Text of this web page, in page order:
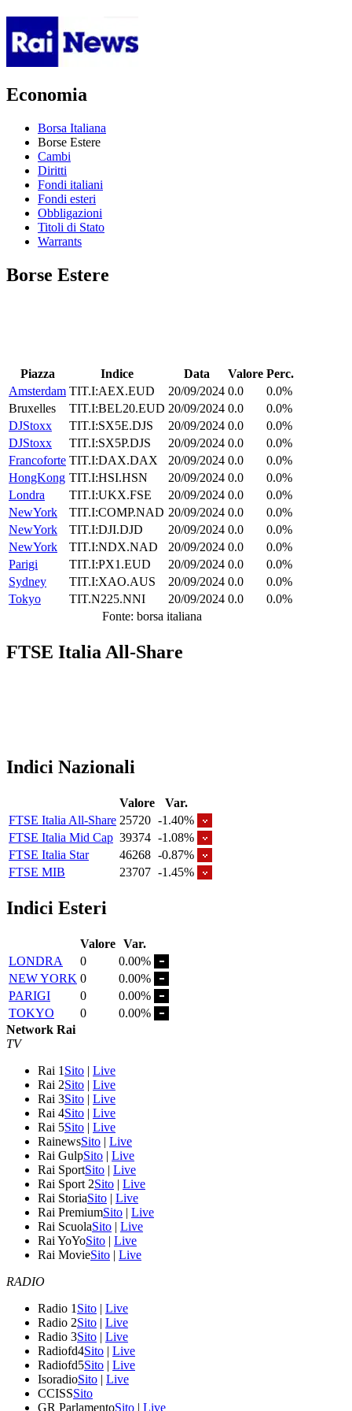
Economia
Borsa Italiana
Borse Estere
Cambi
Diritti
Fondi italiani
Fondi esteri
Obbligazioni
Titoli di Stato
Warrants
Borse Estere
Piazza Indice Data Valore Perc.
Amsterdam TIT.I:AEX.EUD 20/09/2024 0.0
0.0%
Bruxelles
TIT.I:BEL20.EUD 20/09/2024 0.0
0.0%
DJStoxx
TIT.I:SX5E.DJS 20/09/2024 0.0
0.0%
DJStoxx
TIT.I:SX5P.DJS 20/09/2024 0.0
0.0%
Francoforte TIT.I:DAX.DAX 20/09/2024 0.0
0.0%
HongKong TIT.I:HSI.HSN 20/09/2024 0.0
0.0%
Londra
TIT.I:UKX.FSE 20/09/2024 0.0
0.0%
NewYork
TIT.I:COMP.NAD 20/09/2024 0.0
0.0%
NewYork
TIT.I:DJI.DJD 20/09/2024 0.0
0.0%
NewYork
TIT.I:NDX.NAD 20/09/2024 0.0
0.0%
Parigi
TIT.I:PX1.EUD 20/09/2024 0.0
0.0%
Sydney
TIT.I:XAO.AUS 20/09/2024 0.0
0.0%
Tokyo
TIT.N225.NNI 20/09/2024 0.0
0.0%
Fonte: borsa italiana
FTSE Italia All-Share
Indici Nazionali
Valore
Var.
FTSE Italia All-Share 25720 -1.40%
FTSE Italia Mid Cap 39374 -1.08%
FTSE Italia Star
46268 -0.87%
FTSE MIB
23707 -1.45%
Indici Esteri
Valore Var.
LONDRA
0
0.00%
NEW YORK 0
0.00%
PARIGI
0
0.00%
TOKYO
0
0.00%
Network Rai
TV
Rai 1 Sito | Live
Rai 2Sito | Live
Rai 3Sito | Live
Rai 4Sito | Live
Rai 5Sito | Live
RainewsSito | Live
Rai GulpSito | Live
Rai SportSito | Live
Rai Sport 2Sito | Live
Rai StoriaSito | Live
Rai PremiumSito | Live
Rai ScuolaSito | Live
Rai YoYoSito | Live
Rai MovieSito | Live
RADIO
Radio 1 Sito | Live
Radio 2Sito | Live
Radio 3Sito | Live
Radiofd4Sito | Live
Radiofd5Sito | Live
IsoradioSito | Live
CCISSSito
GR ParlamentoSito | Live